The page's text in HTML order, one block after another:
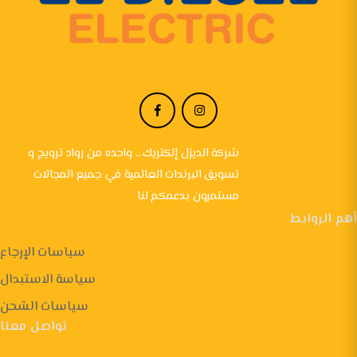
شركة الديزل إلكتريك... واحده من رواد ترويج و
تسويق البرندات العالمية في جميع المجالات
مستمرون بدعمكم لنا
أهم الروابط
سياسات الإرجاع
سياسة الاستبدال
سياسات الشحن
تواصل معنا